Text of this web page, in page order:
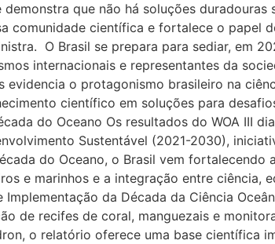
que não há soluções
comunidade científica e fortalece o papel
O Brasil se prepara para sediar, em
internacionais e representantes da
evidencia o protagonismo brasileiro na
científico em soluções para
do Oceano Os resultados do WOA III
Sustentável (2021-2030),
do Oceano, o Brasil vem
e marinhos e a integração entre ciência,
da Década da Ciência
de recifes de coral, manguezais e
o relatório oferece uma base científica